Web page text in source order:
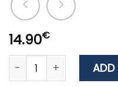
14.90€
Zebra Metal Saw ΓΙΑ